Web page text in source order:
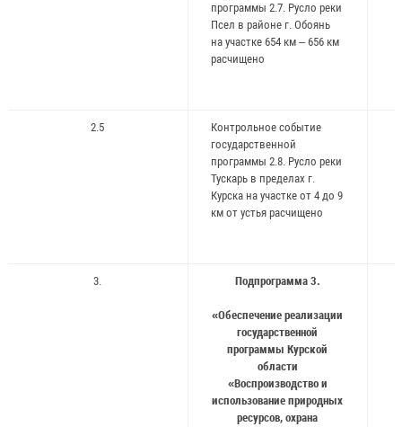
программы 2.7. Русло реки
Псел в районе г. Обоянь
на участке 654 км – 656 км
расчищено
2.5
Контрольное событие
государственной
программы 2.8. Русло реки
Тускарь в пределах г.
Курска на участке от 4 до 9
км от устья расчищено
3. Подпрограмма 3.
«Обеспечение реализации
государственной
программы Курской
области
«Воспроизводство и
использование природных
ресурсов, охрана